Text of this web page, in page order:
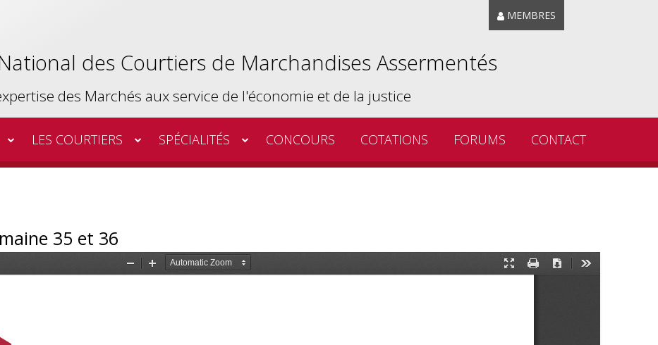
MEMBRES
des Courtiers de Marchandises Assermentés
des Marchés aux service de l'économie et de la justice
LES COURTIERS SPÉCIALITÉS CONCOURS COTATIONS FORUMS CONTACT
35 et 36